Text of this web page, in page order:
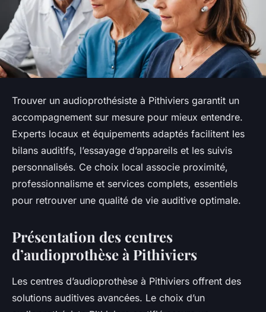
Trouver un audioprothésiste à Pithiviers garantit un
accompagnement sur mesure pour mieux entendre.
Experts locaux et équipements adaptés facilitent les
bilans auditifs, l’essayage d’appareils et les suivis
personnalisés. Ce choix local associe proximité,
professionnalisme et services complets, essentiels
pour retrouver une qualité de vie auditive optimale.
Présentation des centres
d’audioprothèse à Pithiviers
Les centres d’audioprothèse à Pithiviers offrent des
solutions auditives avancées. Le choix d’un